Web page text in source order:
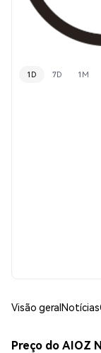
1D 7D 1M
Visão geralNotícias
Preço do AIOZ